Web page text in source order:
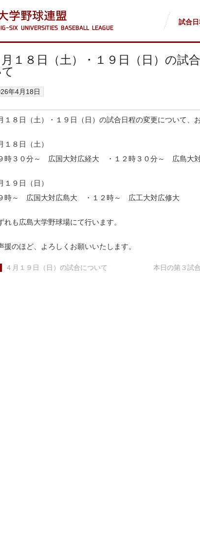
試合
月１８日（土）・１９日（日）の試
年4月18日
１８日（土）・１９日（日）の試合日程の変更について、
１８日（土）
時３０分～ 広国大対広経大 ・１２時３０分～ 広島大
１９日（日）
時～ 広国大対広島大 ・１２時～ 広工大対広修大
れも広島大学野球場にて行います。
援のほど、よろしくお願いいたします。
４月１９日（日）の試合について
本日の第３試